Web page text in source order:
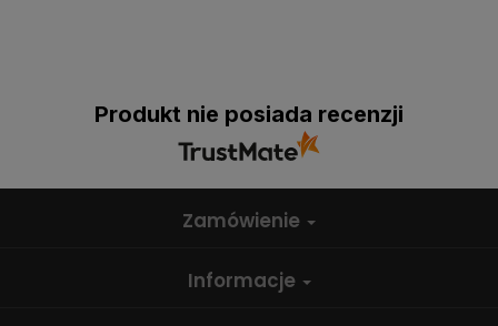
Produkt nie posiada recenzji
Zamówienie
Informacje